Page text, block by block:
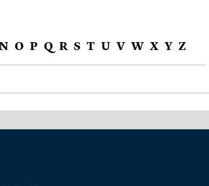
O P Q R S T U V W X Y Z